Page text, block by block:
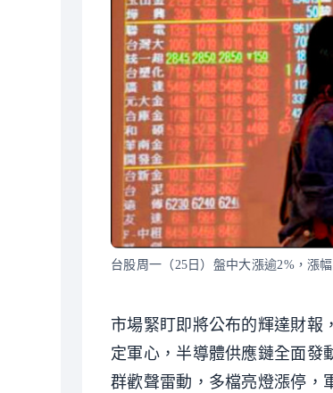
台股周一（25日）盤中大漲逾2%，漲
市場緊盯即將公布的輝達財報
定軍心，半導體供應鏈全面發
群歡聲雷動，多檔亮燈漲停，